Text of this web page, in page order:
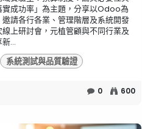
成功率」為主題，分享以Odoo為
請各行各業、管理階層及系統開發
上研討會，元植管顧與不同行業及
...
系統測試與品質驗證
0 600